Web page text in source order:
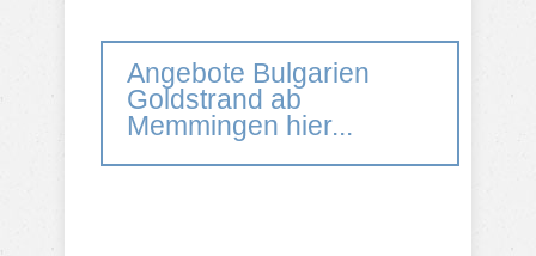
Angebote Bulgarien
Goldstrand ab
Memmingen hier...